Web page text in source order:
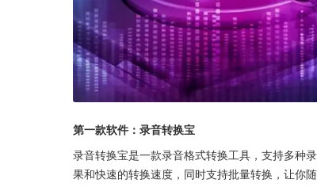
第一款软件：录音转换宝
录音转换宝是一款录音格式转换工具，支持多种
果和快速的转换速度，同时支持批量转换，让你